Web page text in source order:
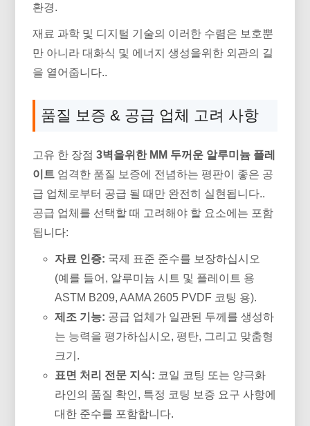
환경.
재료 과학 및 디지털 기술의 이러한 수렴은 보호뿐
만 아니라 대화식 및 에너지 생성을위한 외관의 길
을 열어줍니다..
품질 보증 & 공급 업체 고려 사항
고유 한 장점3벽을위한 MM 두꺼운 알루미늄 플레
이트 엄격한 품질 보증에 전념하는 평판이 좋은 공
급 업체로부터 공급 될 때만 완전히 실현됩니다..
공급 업체를 선택할 때 고려해야 할 요소에는 포함
됩니다:
자료 인증: 국제 표준 준수를 보장하십시오
(예를 들어, 알루미늄 시트 및 플레이트 용
ASTM B209, AAMA 2605 PVDF 코팅 용).
제조 기능: 공급 업체가 일관된 두께를 생성하
는 능력을 평가하십시오, 평탄, 그리고 맞춤형
크기.
표면 처리 전문 지식: 코일 코팅 또는 양극화
라인의 품질 확인, 특정 코팅 보증 요구 사항에
대한 준수를 포함합니다.